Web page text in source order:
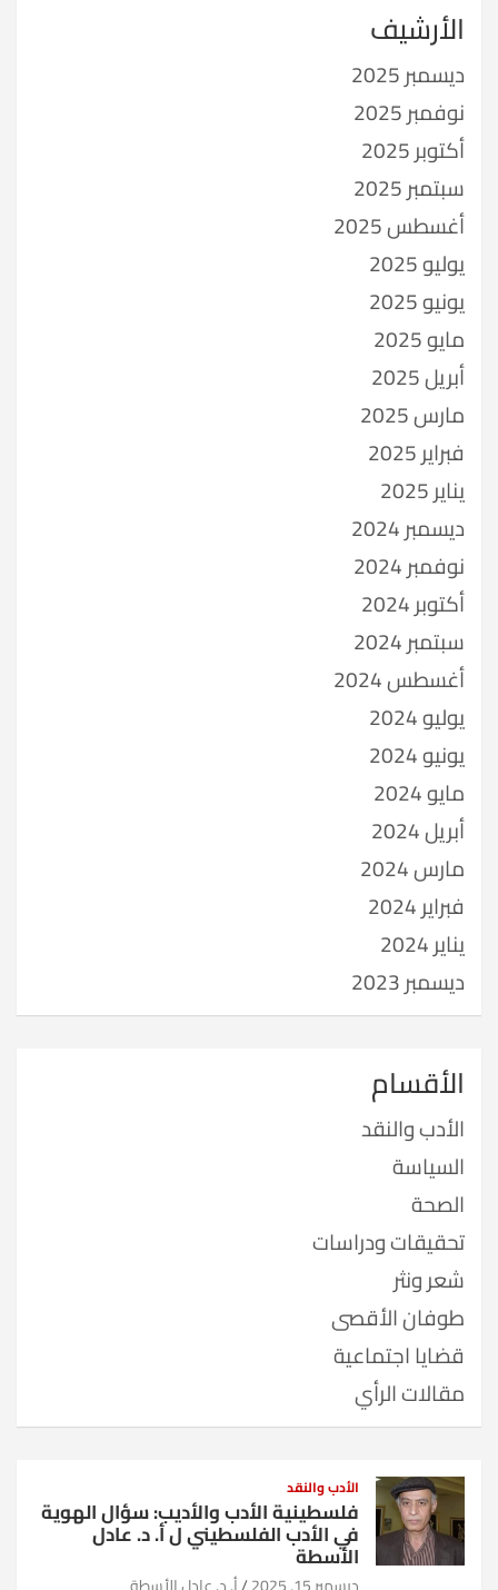
الأرشيف
ديسمبر 2025
نوفمبر 2025
أكتوبر 2025
سبتمبر 2025
أغسطس 2025
يوليو 2025
يونيو 2025
مايو 2025
أبريل 2025
مارس 2025
فبراير 2025
يناير 2025
ديسمبر 2024
نوفمبر 2024
أكتوبر 2024
سبتمبر 2024
أغسطس 2024
يوليو 2024
يونيو 2024
مايو 2024
أبريل 2024
مارس 2024
فبراير 2024
يناير 2024
ديسمبر 2023
الأقسام
الأدب والنقد
السياسة
الصحة
تحقيقات ودراسات
شعر ونثر
طوفان الأقصى
قضايا اجتماعية
مقالات الرأي
الأدب والنقد
فلسطينية الأدب والأديب: سؤال الهوية
في الأدب الفلسطيني ل أ. د. عادل
الأسطة